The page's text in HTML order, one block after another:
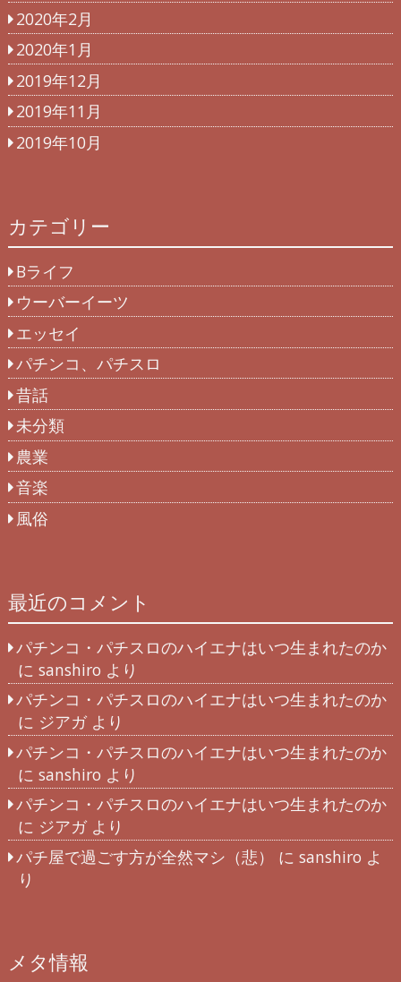
2020年2月
2020年1月
2019年12月
2019年11月
2019年10月
カテゴリー
Bライフ
ウーバーイーツ
エッセイ
パチンコ、パチスロ
昔話
未分類
農業
音楽
風俗
最近のコメント
パチンコ・パチスロのハイエナはいつ生まれたのか
に sanshiro より
パチンコ・パチスロのハイエナはいつ生まれたのか
に ジアガより
パチンコ・パチスロのハイエナはいつ生まれたのか
に sanshiro より
パチンコ・パチスロのハイエナはいつ生まれたのか
に ジアガより
パチ屋で過ごす方が全然マシ（悲）
にsanshiro よ
り
メタ情報